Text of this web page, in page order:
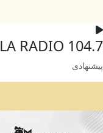
LA RADIO 104.7
پیشنهادی